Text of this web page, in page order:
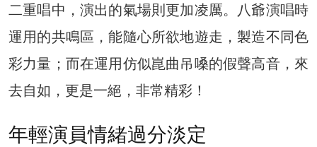
二重唱中，演出的氣場則更加凌厲。八爺演唱時
運用的共鳴區，能隨心所欲地遊走，製造不同色
彩力量；而在運用仿似崑曲吊嗓的假聲高音，來
去自如，更是一絕，非常精彩！
年輕演員情緒過分淡定